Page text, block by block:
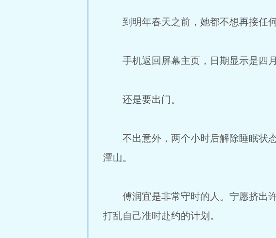
到明年春天之前，她都不想再接任何
手机返回屏幕主页，日期显示是四月
还是要出门。
不出意外，两个小时后解除睡眠状
潭山。
傅润宜是非常守时的人。宁愿挤出许
打乱自己准时赴约的计划。